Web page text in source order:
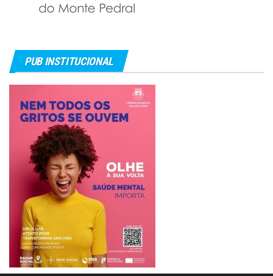
PUB INSTITUCIONAL